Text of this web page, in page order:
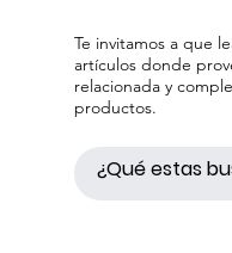
Te invitamos a que
artículos donde
relacionada y
productos.